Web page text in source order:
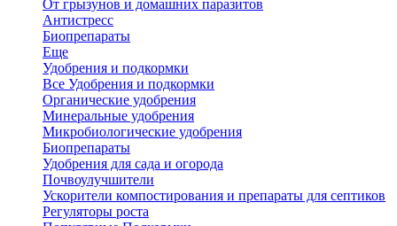
От грызунов и домашних паразитов
Антистресс
Биопрепараты
Еще
Удобрения и подкормки
Все Удобрения и подкормки
Органические удобрения
Минеральные удобрения
Микробиологические удобрения
Биопрепараты
Удобрения для сада и огорода
Почвоулучшители
Ускорители компостирования и препараты для септиков
Регуляторы роста